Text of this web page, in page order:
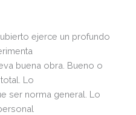
ejerce un profundo
buena obra. Bueno o
Lo
ser norma general. Lo